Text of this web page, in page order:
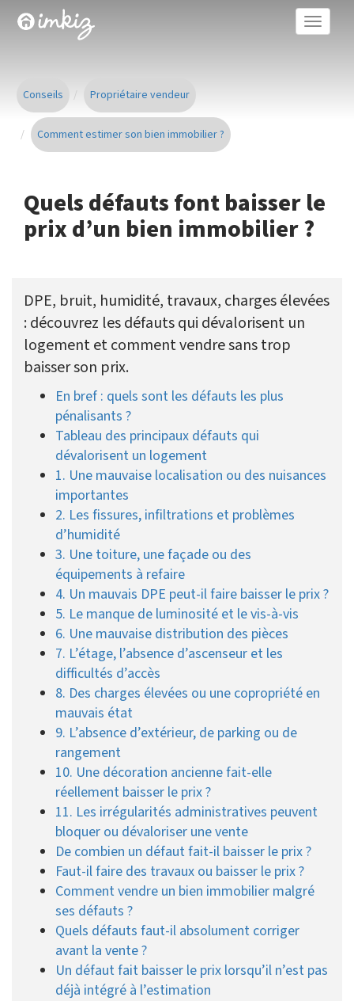
Toggle
Conseils Propriétaire vendeur
Comment estimer son bien immobilier ?
Quels défauts font baisser le
prix d’un bien immobilier ?
DPE, bruit, humidité, travaux, charges élevées
: découvrez les défauts qui dévalorisent un
logement et comment vendre sans trop
baisser son prix.
En bref : quels sont les défauts les plus
pénalisants ?
Tableau des principaux défauts qui
dévalorisent un logement
1. Une mauvaise localisation ou des nuisances
importantes
2. Les fissures, infiltrations et problèmes
d’humidité
3. Une toiture, une façade ou des
équipements à refaire
4. Un mauvais DPE peut-il faire baisser le prix ?
5. Le manque de luminosité et le vis-à-vis
6. Une mauvaise distribution des pièces
7. L’étage, l’absence d’ascenseur et les
difficultés d’accès
8. Des charges élevées ou une copropriété en
mauvais état
9. L’absence d’extérieur, de parking ou de
rangement
10. Une décoration ancienne fait-elle
réellement baisser le prix ?
11. Les irrégularités administratives peuvent
bloquer ou dévaloriser une vente
De combien un défaut fait-il baisser le prix ?
Faut-il faire des travaux ou baisser le prix ?
Comment vendre un bien immobilier malgré
ses défauts ?
Quels défauts faut-il absolument corriger
avant la vente ?
Un défaut fait baisser le prix lorsqu’il n’est pas
déjà intégré à l’estimation